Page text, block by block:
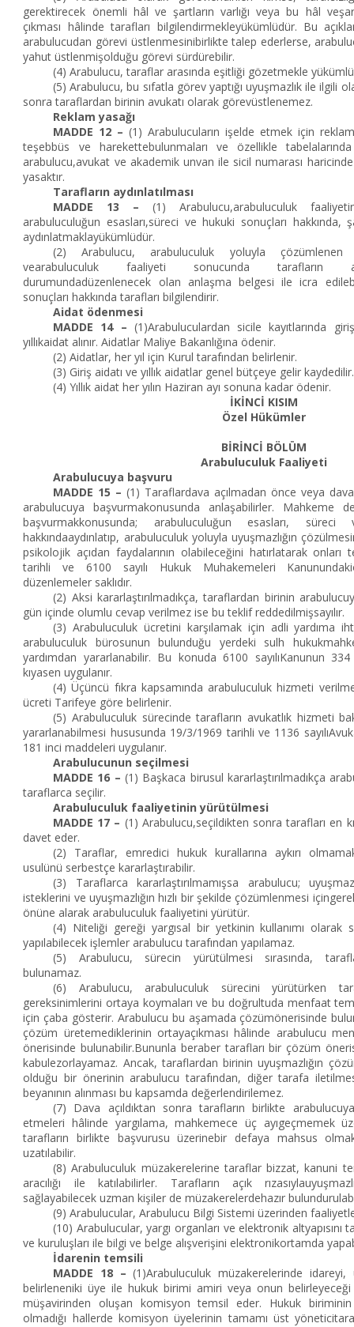
gerektirecek önemli hâl ve şartların varlığı veya bu hâl
çıkması hâlinde tarafları bilgilendirmekleyükümlüdür. Bu
arabulucudan görevi üstlenmesinibirlikte talep ederlerse,
yahut üstlenmişolduğu görevi sürdürebilir.
(4) Arabulucu, taraflar arasında eşitliği gözetmekle
(5) Arabulucu, bu sıfatla görev yaptığı uyuşmazlık ile ilgili
sonra taraflardan birinin avukatı olarak görevüstlenemez.
Reklam yasağı
MADDE 12 –(1) Arabulucuların işelde etmek için
teşebbüs ve harekettebulunmaları ve özellikle tabelalarında
arabulucu,avukat ve akademik unvan ile sicil numarası
yasaktır.
Tarafların aydınlatılması
MADDE 13 – (1) Arabulucu,arabuluculuk
arabuluculuğun esasları,süreci ve hukuki sonuçları
aydınlatmaklayükümlüdür.
(2) Arabulucu, arabuluculuk yoluyla çözümlenen
vearabuluculuk faaliyeti sonucunda tarafların
durumundadüzenlenecek olan anlaşma belgesi ile icra
sonuçları hakkında tarafları bilgilendirir.
Aidat ödenmesi
MADDE 14 – (1)Arabuluculardan sicile kayıtlarında
yıllıkaidat alınır. Aidatlar Maliye Bakanlığına ödenir.
(2) Aidatlar, her yıl için Kurul tarafından belirlenir.
(3) Giriş aidatı ve yıllık aidatlar genel bütçeye gelir kaydedilir.
(4) Yıllık aidat her yılın Haziran ayı sonuna kadar ödenir.
İKİNCİ KISIM
Özel Hükümler
BİRİNCİ BÖLÜM
Arabuluculuk Faaliyeti
Arabulucuya başvuru
MADDE 15 – (1) Taraflardava açılmadan önce veya
arabulucuya başvurmakonusunda anlaşabilirler. Mahkeme
başvurmakkonusunda; arabuluculuğun esasları,
hakkındaaydınlatıp, arabuluculuk yoluyla uyuşmazlığın
psikolojik açıdan faydalarının olabileceğini hatırlatarak onları
tarihli ve 6100 sayılı Hukuk Muhakemeleri
düzenlemeler saklıdır.
(2) Aksi kararlaştırılmadıkça, taraflardan birinin
gün içinde olumlu cevap verilmez ise bu teklif reddedilmişsayılır.
(3) Arabuluculuk ücretini karşılamak için adli yardıma
arabuluculuk bürosunun bulunduğu yerdeki sulh
yardımdan yararlanabilir. Bu konuda 6100 sayılıKanunun
kıyasen uygulanır.
(4) Üçüncü fıkra kapsamında arabuluculuk hizmeti
ücreti Tarifeye göre belirlenir.
(5) Arabuluculuk sürecinde tarafların avukatlık hizmeti
yararlanabilmesi hususunda 19/3/1969 tarihli ve 1136
181 inci maddeleri uygulanır.
Arabulucunun seçilmesi
MADDE 16 – (1) Başkaca birusul kararlaştırılmadıkça
taraflarca seçilir.
Arabuluculuk faaliyetinin yürütülmesi
MADDE 17 – (1) Arabulucu,seçildikten sonra tarafları en
davet eder.
(2) Taraflar, emredici hukuk kurallarına aykırı
usulünü serbestçe kararlaştırabilir.
(3) Taraflarca kararlaştırılmamışsa arabulucu;
isteklerini ve uyuşmazlığın hızlı bir şekilde çözümlenmesi
önüne alarak arabuluculuk faaliyetini yürütür.
(4) Niteliği gereği yargısal bir yetkinin kullanımı olarak
yapılabilecek işlemler arabulucu tarafından yapılamaz.
(5) Arabulucu, sürecin yürütülmesi sırasında,
bulunamaz.
(6) Arabulucu, arabuluculuk sürecini yürütürken
gereksinimlerini ortaya koymaları ve bu doğrultuda menfaat
için çaba gösterir. Arabulucu bu aşamada çözümönerisinde
çözüm üretemediklerinin ortayaçıkması hâlinde arabulucu
önerisinde bulunabilir.Bununla beraber tarafları bir çözüm
kabulezorlayamaz. Ancak, taraflardan birinin uyuşmazlığın
olduğu bir önerinin arabulucu tarafından, diğer tarafa
beyanının alınması bu kapsamda değerlendirilemez.
(7) Dava açıldıktan sonra tarafların birlikte
etmeleri hâlinde yargılama, mahkemece üç ayıgeçmemek
tarafların birlikte başvurusu üzerinebir defaya mahsus
uzatılabilir.
(8) Arabuluculuk müzakerelerine taraflar bizzat, kanuni
aracılığı ile katılabilirler. Tarafların açık
sağlayabilecek uzman kişiler de müzakerelerdehazır
(9) Arabulucular, Arabulucu Bilgi Sistemi üzerinden
(10) Arabulucular, yargı organları ve elektronik altyapısını
ve kuruluşları ile bilgi ve belge alışverişini elektronikortamda
İdarenin temsili
MADDE 18 – (1)Arabuluculuk müzakerelerinde
belirleneniki üye ile hukuk birimi amiri veya onun
müşavirinden oluşan komisyon temsil eder. Hukuk biriminin
olmadığı hallerde komisyon üyelerinin tamamı üst